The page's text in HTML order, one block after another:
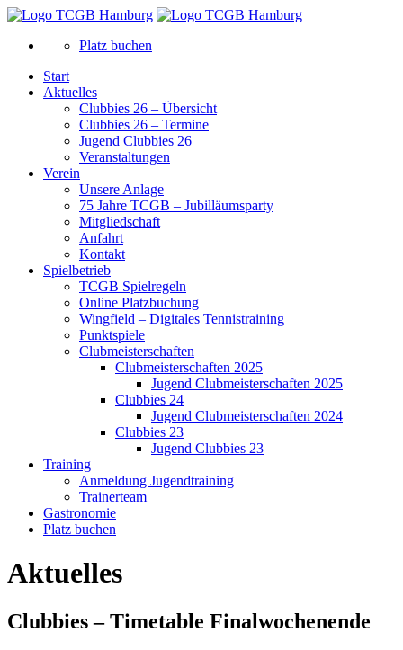
Platz buchen
Start
Aktuelles
Clubbies 26 – Übersicht
Clubbies 26 – Termine
Jugend Clubbies 26
Veranstaltungen
Verein
Unsere Anlage
75 Jahre TCGB – Jubilläumsparty
Mitgliedschaft
Anfahrt
Kontakt
Spielbetrieb
TCGB Spielregeln
Online Platzbuchung
Wingfield – Digitales Tennistraining
Punktspiele
Clubmeisterschaften
Clubmeisterschaften 2025
Jugend Clubmeisterschaften 2025
Clubbies 24
Jugend Clubmeisterschaften 2024
Clubbies 23
Jugend Clubbies 23
Training
Anmeldung Jugendtraining
Trainerteam
Gastronomie
Platz buchen
Aktuelles
Clubbies – Timetable Finalwochenende